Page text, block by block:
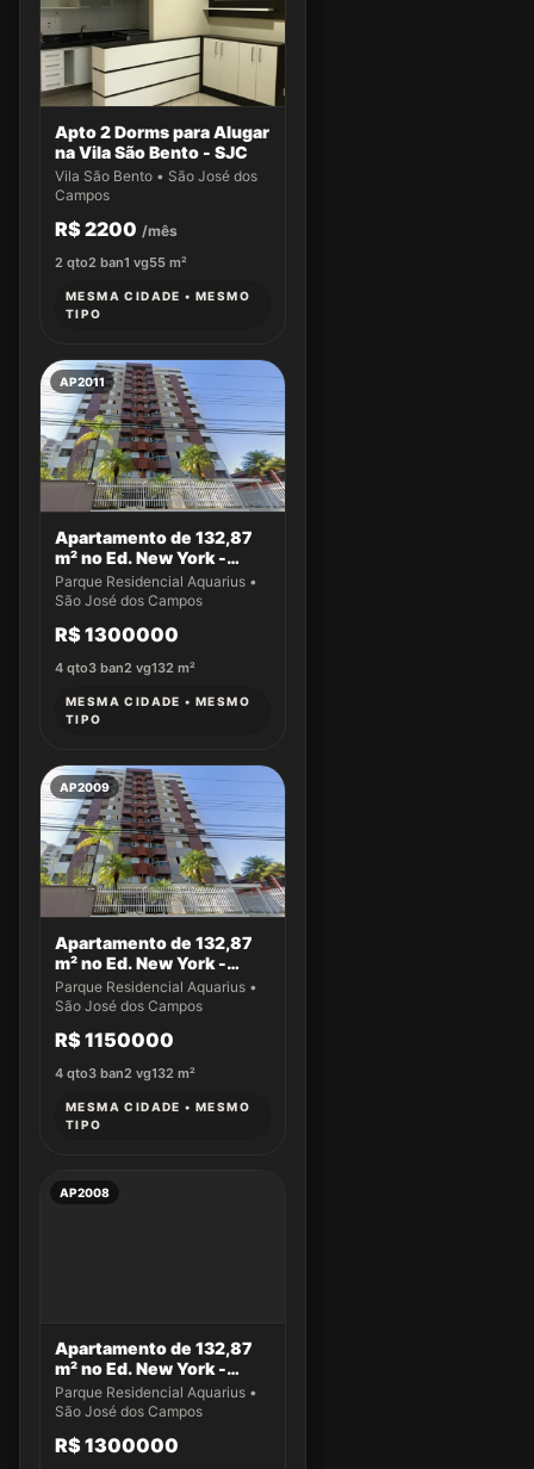
Apto 2 Dorms para Alugar
na Vila São Bento - SJC
Vila São Bento • São José dos
Campos
R$ 2200 /mês
2 qto2 ban1 vg55 m²
MESMA CIDADE • MESMO
TIPO
AP2011
Apartamento de 132,87
m² no Ed. New York -
Apto 43
Parque Residencial Aquarius •
São José dos Campos
R$ 1300000
4 qto3 ban2 vg132 m²
MESMA CIDADE • MESMO
TIPO
AP2009
Apartamento de 132,87
m² no Ed. New York -
Apto 14
Parque Residencial Aquarius •
São José dos Campos
R$ 1150000
4 qto3 ban2 vg132 m²
MESMA CIDADE • MESMO
TIPO
AP2008
Apartamento de 132,87
m² no Ed. New York -
Apto 61
Parque Residencial Aquarius •
São José dos Campos
R$ 1300000